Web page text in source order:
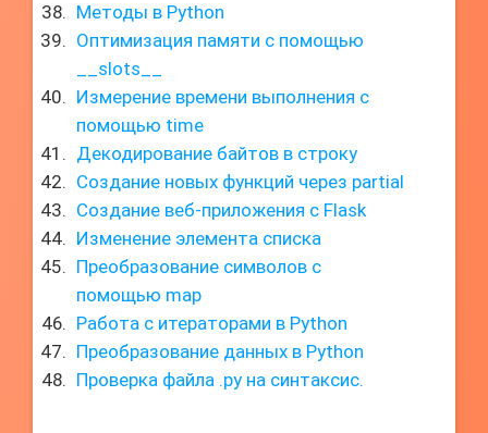
Методы в Python
Оптимизация памяти с помощью
__slots__
Измерение времени выполнения с
помощью time
Декодирование байтов в строку
Создание новых функций через partial
Создание веб-приложения с Flask
Изменение элемента списка
Преобразование символов с
помощью map
Работа с итераторами в Python
Преобразование данных в Python
Проверка файла .py на синтаксис.